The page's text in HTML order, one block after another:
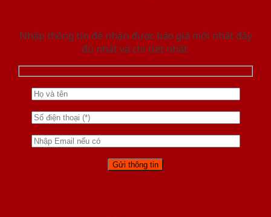
Nhập thông tin để nhận được báo giá mới nhât đầy
đủ nhất và chi tiết nhất.